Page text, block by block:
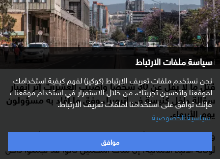
سياسة ملفات الارتباط
نحن نستخدم ملفات تعريف الارتباط (كوكيز) لفهم كيفية استخدامك
لموقعنا ولتحسين تجربتك. من خلال الاستمرار في استخدام موقعنا ،
فإنك توافق على استخدامنا لملفات تعريف الارتباط.
سياسية الخصوصية
موافق
أديس أبابا_أرشيف
قتل ما لا يقل عن 30 شخصا وأصيب العشرات إثر انهيار
سقالة داخل كنيسة في إثيوبيا، وفق ما أفاد به مسؤولون
يوم الأربعاء.
وقال الطبيب سيوم ألتي، من مستشفى في مدينة أريتي،
لوكالة الأنباء الألمانية، إن مئات المصلين كانوا قد تجمعوا داخل